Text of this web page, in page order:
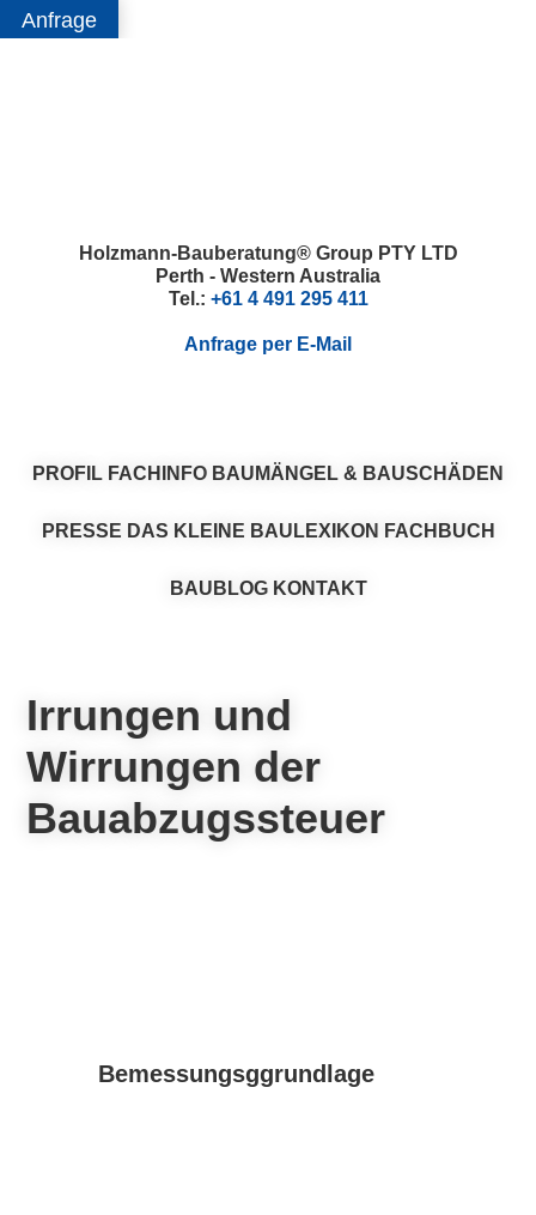
Anfrage
Holzmann-Bauberatung® Group PTY LTD
Perth - Western Australia
Tel.: +61 4 491 295 411
Anfrage per E-Mail
PROFIL FACHINFO BAUMÄNGEL & BAUSCHÄDEN
PRESSE DAS KLEINE BAULEXIKON FACHBUCH
BAUBLOG KONTAKT
Irrungen und
Wirrungen der
Bauabzugssteuer
Bemessungsggrundlage